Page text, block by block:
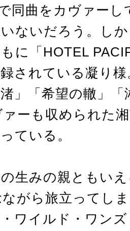
同曲をカヴァーし
ないだろう。し
に「HOTEL
されている凝り
」「希望の轍」「
ーも収められた
ている。
生みの親ともい
がら旅立ってし
ワイルド・ワン